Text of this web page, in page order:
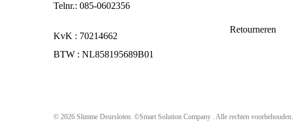
Telnr.: 085-0602356
KvK : 70214662
BTW : NL858195689B01
Retourneren
© 2026 Slimme Deursloten. ©Smart Solution Company . Alle rechten voorbehouden.